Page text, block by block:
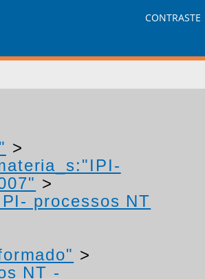
CONTRASTE
>
>
processos NT
>
NT -